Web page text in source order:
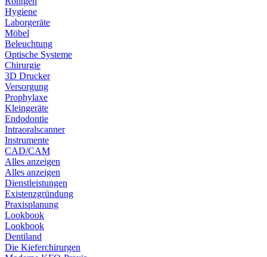
Hygiene
Laborgeräte
Möbel
Beleuchtung
Optische Systeme
Chirurgie
3D Drucker
Versorgung
Prophylaxe
Kleingeräte
Endodontie
Intraoralscanner
Instrumente
CAD/CAM
Alles anzeigen
Alles anzeigen
Dienstleistungen
Existenzgründung
Praxisplanung
Lookbook
Lookbook
Dentiland
Die Kieferchirurgen